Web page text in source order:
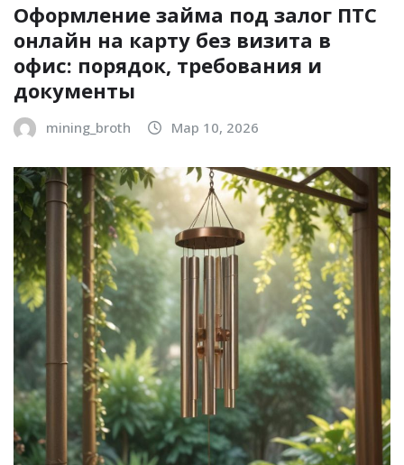
Оформление займа под залог ПТС
онлайн на карту без визита в
офис: порядок, требования и
документы
mining_broth Мар 10, 2026